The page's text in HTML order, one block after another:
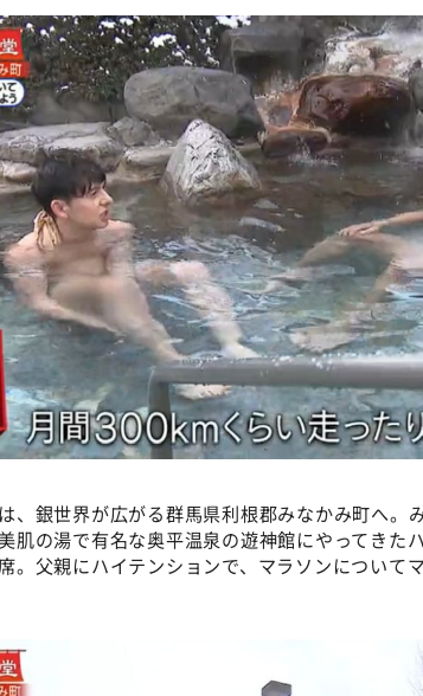
、銀世界が広がる群馬県利根郡みなかみ町へ。
肌の湯で有名な奥平温泉の遊神館にやってきた
。父親にハイテンションで、マラソンについて